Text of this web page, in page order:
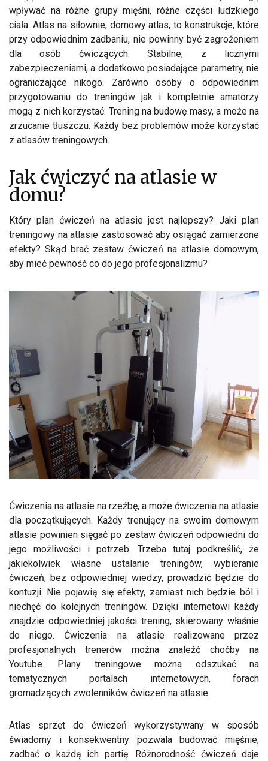
wpływać na różne grupy mięśni, różne części ludzkiego
ciała. Atlas na siłownie, domowy atlas, to konstrukcje, które
przy odpowiednim zadbaniu, nie powinny być zagrożeniem
dla osób ćwiczących. Stabilne, z licznymi
zabezpieczeniami, a dodatkowo posiadające parametry, nie
ograniczające nikogo. Zarówno osoby o odpowiednim
przygotowaniu do treningów jak i kompletnie amatorzy
mogą z nich korzystać. Trening na budowę masy, a może na
zrzucanie tłuszczu. Każdy bez problemów może korzystać
z atlasów treningowych.
Jak ćwiczyć na atlasie w
domu?
Który plan ćwiczeń na atlasie jest najlepszy? Jaki plan
treningowy na atlasie zastosować aby osiągać zamierzone
efekty? Skąd brać zestaw ćwiczeń na atlasie domowym,
aby mieć pewność co do jego profesjonalizmu?
Ćwiczenia na atlasie na rzeźbę, a może ćwiczenia na atlasie
dla początkujących. Każdy trenujący na swoim domowym
atlasie powinien sięgać po zestaw ćwiczeń odpowiedni do
jego możliwości i potrzeb. Trzeba tutaj podkreślić, że
jakiekolwiek własne ustalanie treningów, wybieranie
ćwiczeń, bez odpowiedniej wiedzy, prowadzić będzie do
kontuzji. Nie pojawią się efekty, zamiast nich będzie ból i
niechęć do kolejnych treningów. Dzięki internetowi każdy
znajdzie odpowiedniej jakości trening, skierowany właśnie
do niego. Ćwiczenia na atlasie realizowane przez
profesjonalnych trenerów można znaleźć choćby na
Youtube. Plany treningowe można odszukać na
tematycznych portalach internetowych, forach
gromadzących zwolenników ćwiczeń na atlasie.
Atlas sprzęt do ćwiczeń wykorzystywany w sposób
świadomy i konsekwentny pozwala budować mięśnie,
zadbać o każdą ich partię. Różnorodność ćwiczeń daje